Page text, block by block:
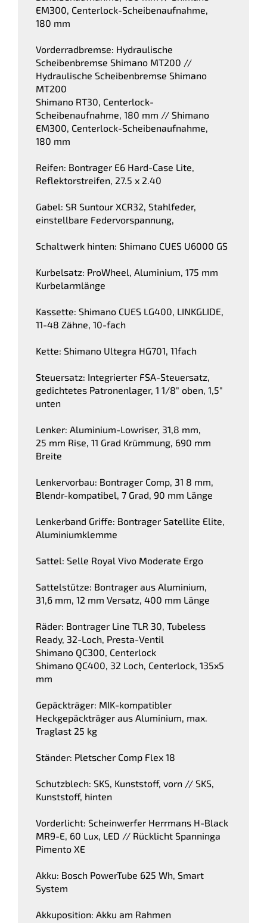
EM300, Centerlock-Scheibenaufnahme,
180 mm
Vorderradbremse: Hydraulische
Scheibenbremse Shimano MT200 //
Hydraulische Scheibenbremse Shimano
MT200
Shimano RT30, Centerlock-
Scheibenaufnahme, 180 mm // Shimano
EM300, Centerlock-Scheibenaufnahme,
180 mm
Reifen: Bontrager E6 Hard-Case Lite,
Reflektorstreifen, 27.5 x 2.40
Gabel: SR Suntour XCR32, Stahlfeder,
einstellbare Federvorspannung,
Schaltwerk hinten: Shimano CUES U6000 GS
Kurbelsatz: ProWheel, Aluminium, 175 mm
Kurbelarmlänge
Kassette: Shimano CUES LG400, LINKGLIDE,
11-48 Zähne, 10-fach
Kette: Shimano Ultegra HG701, 11fach
Steuersatz: Integrierter FSA-Steuersatz,
gedichtetes Patronenlager, 1 1/8" oben, 1,5"
unten
Lenker: Aluminium-Lowriser, 31,8 mm,
25 mm Rise, 11 Grad Krümmung, 690 mm
Breite
Lenkervorbau: Bontrager Comp, 31 8 mm,
Blendr-kompatibel, 7 Grad, 90 mm Länge
Lenkerband Griffe: Bontrager Satellite Elite,
Aluminiumklemme
Sattel: Selle Royal Vivo Moderate Ergo
Sattelstütze: Bontrager aus Aluminium,
31,6 mm, 12 mm Versatz, 400 mm Länge
Räder: Bontrager Line TLR 30, Tubeless
Ready, 32-Loch, Presta-Ventil
Shimano QC300, Centerlock
Shimano QC400, 32 Loch, Centerlock, 135x5
mm
Gepäckträger: MIK-kompatibler
Heckgepäckträger aus Aluminium, max.
Traglast 25 kg
Ständer: Pletscher Comp Flex 18
Schutzblech: SKS, Kunststoff, vorn // SKS,
Kunststoff, hinten
Vorderlicht: Scheinwerfer Herrmans H-Black
MR9-E, 60 Lux, LED // Rücklicht Spanninga
Pimento XE
Akku: Bosch PowerTube 625 Wh, Smart
System
Akkuposition: Akku am Rahmen